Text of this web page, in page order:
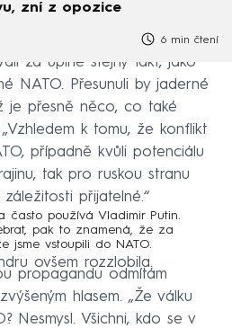
zní z opozice
6 min čtení
za úplně stejný fakt, jako
NATO. Přesunuli by jaderné
je přesně něco, co také
k tomu, že konflikt
případně kvůli potenciálu
tak pro ruskou stranu
přijatelné.“
často používá Vladimir Putin.
pak to znamená, že za
jsme vstoupili do NATO.
ovšem rozzlobila.
propagandu odmítám
hlasem. „Že válku
Nesmysl. Všichni, kdo se v